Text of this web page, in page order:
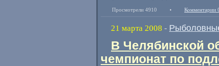
Просмотрели 4910 • Комментарии
21 марта 2008 -
В Челябинской
чемпионат по